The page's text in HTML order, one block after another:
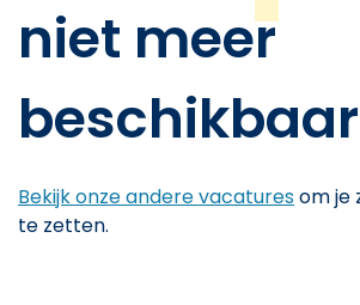
niet meer
Bekijk onze andere vacaturesom je
te zetten.